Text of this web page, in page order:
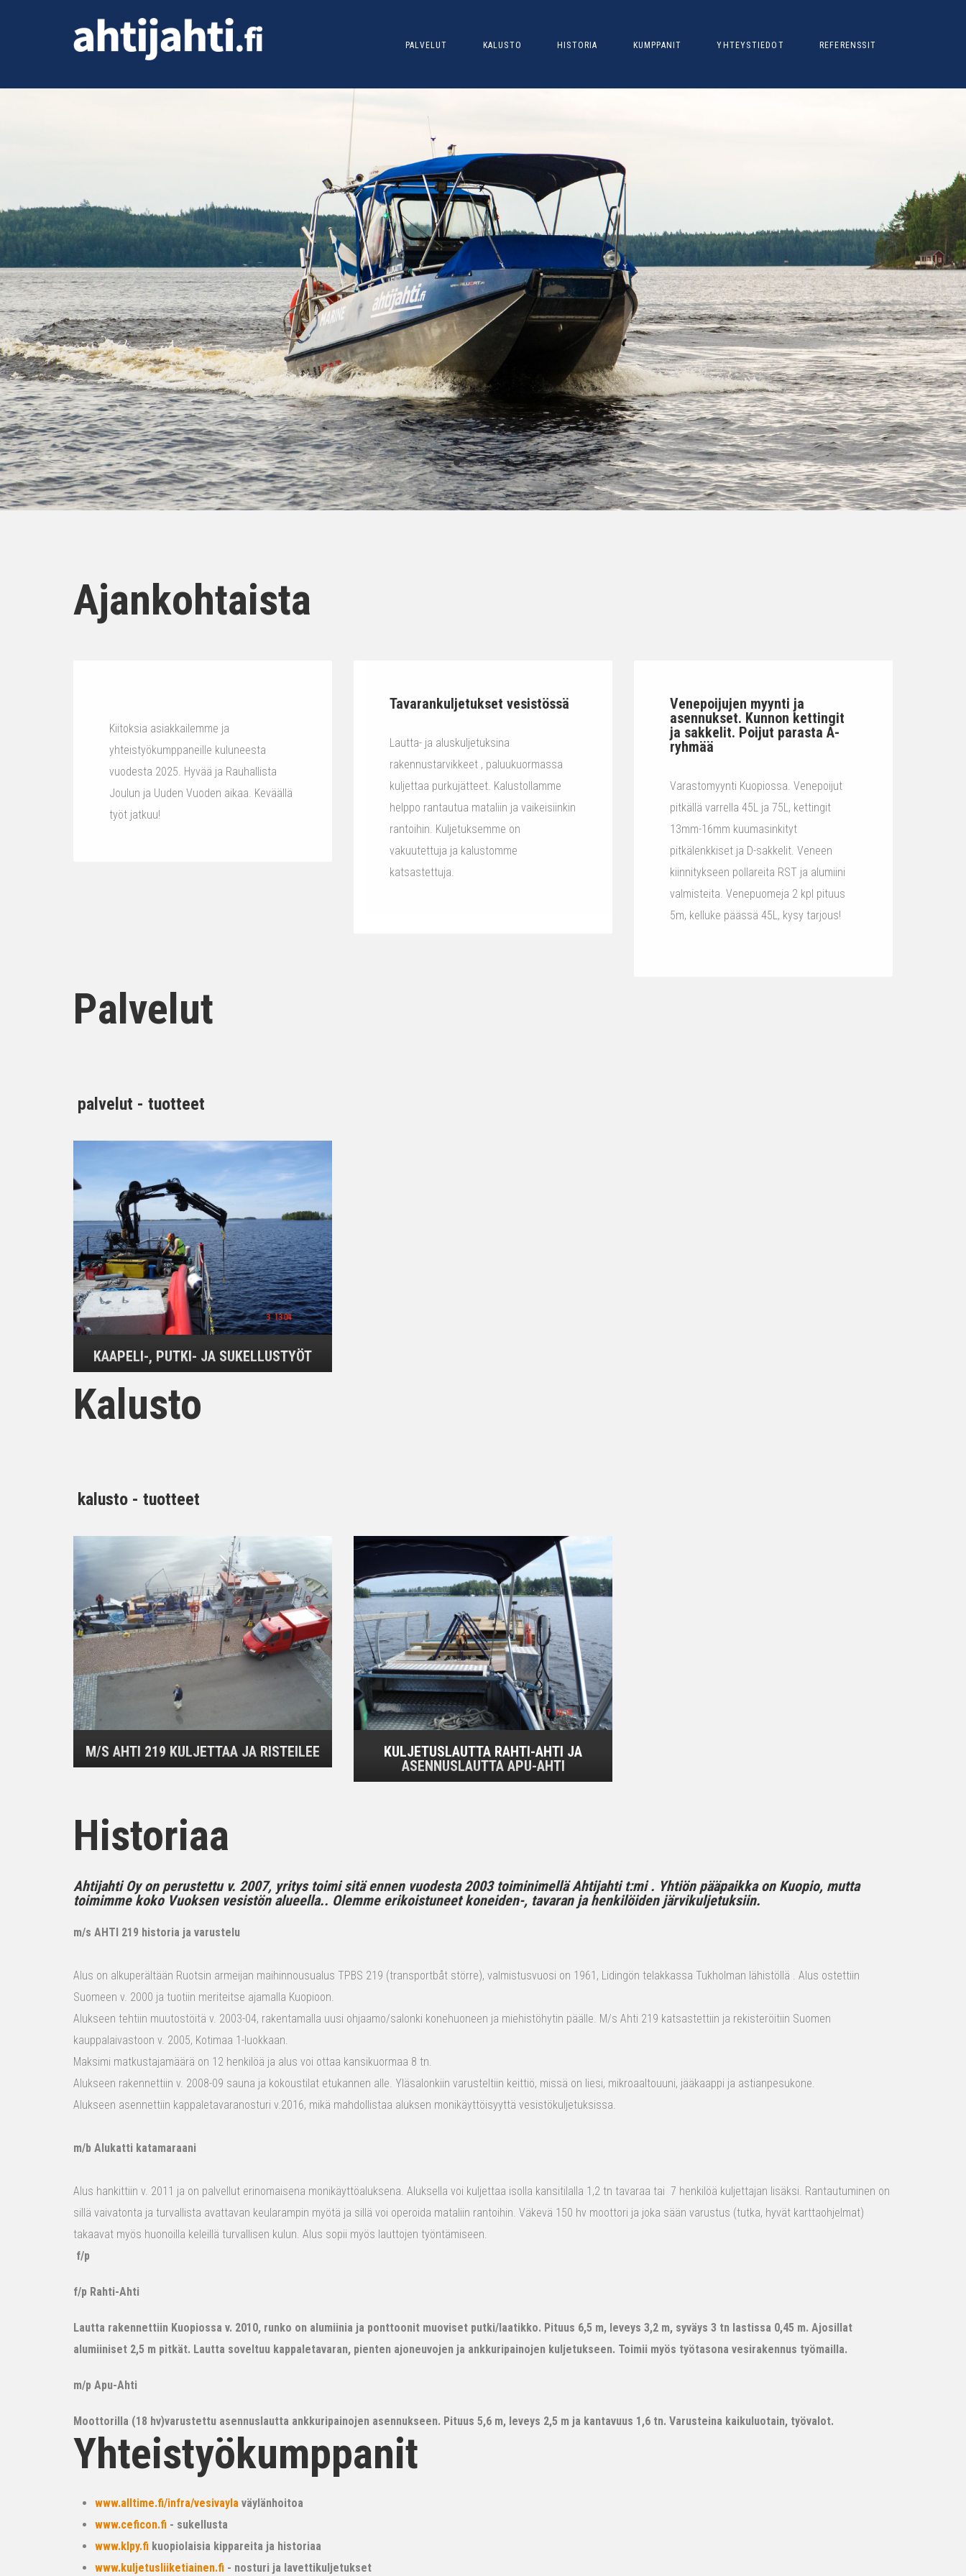
PALVELUT KALUSTO HISTORIA KUMPPANIT YHTEYSTIEDOT REFERENSSIT
Ajankohtaista
Kiitoksia asiakkailemme ja
yhteistyökumppaneille kuluneesta
vuodesta 2025. Hyvää ja Rauhallista
Joulun ja Uuden Vuoden aikaa. Keväällä
työt jatkuu!
Tavarankuljetukset vesistössä
Lautta- ja aluskuljetuksina
rakennustarvikkeet , paluukuormassa
kuljettaa purkujätteet. Kalustollamme
helppo rantautua mataliin ja vaikeisiinkin
rantoihin. Kuljetuksemme on
vakuutettuja ja kalustomme
katsastettuja.
Venepoijujen myynti ja
asennukset. Kunnon kettingit
ja sakkelit. Poijut parasta A-
ryhmää
Varastomyynti Kuopiossa. Venepoijut
pitkällä varrella 45L ja 75L, kettingit
13mm-16mm kuumasinkityt
pitkälenkkiset ja D-sakkelit. Veneen
kiinnitykseen pollareita RST ja alumiini
valmisteita. Venepuomeja 2 kpl pituus
5m, kelluke päässä 45L, kysy tarjous!
Palvelut
palvelut - tuotteet
KAAPELI-, PUTKI- JA SUKELLUSTYÖT
Kalusto
kalusto - tuotteet
M/S AHTI 219 KULJETTAA JA RISTEILEE
KULJETUSLAUTTA RAHTI-AHTI JA
ASENNUSLAUTTA APU-AHTI
Historiaa
Ahtijahti Oy on perustettu v. 2007, yritys toimi sitä ennen vuodesta 2003 toiminimellä Ahtijahti t:mi . Yhtiön pääpaikka on Kuopio, mutta
toimimme koko Vuoksen vesistön alueella.. Olemme erikoistuneet koneiden-, tavaran ja henkilöiden järvikuljetuksiin.
m/s AHTI 219 historia ja varustelu
Alus on alkuperältään Ruotsin armeijan maihinnousualus TPBS 219 (transportbåt större), valmistusvuosi on 1961, Lidingön telakkassa Tukholman lähistöllä . Alus ostettiin
Suomeen v. 2000 ja tuotiin meriteitse ajamalla Kuopioon.
Alukseen tehtiin muutostöitä v. 2003-04, rakentamalla uusi ohjaamo/salonki konehuoneen ja miehistöhytin päälle. M/s Ahti 219 katsastettiin ja rekisteröitiin Suomen
kauppalaivastoon v. 2005, Kotimaa 1-luokkaan.
Maksimi matkustajamäärä on 12 henkilöä ja alus voi ottaa kansikuormaa 8 tn.
Alukseen rakennettiin v. 2008-09 sauna ja kokoustilat etukannen alle. Yläsalonkiin varusteltiin keittiö, missä on liesi, mikroaaltouuni, jääkaappi ja astianpesukone.
Alukseen asennettiin kappaletavaranosturi v.2016, mikä mahdollistaa aluksen monikäyttöisyyttä vesistökuljetuksissa.
m/b Alukatti katamaraani
Alus hankittiin v. 2011 ja on palvellut erinomaisena monikäyttöaluksena. Aluksella voi kuljettaa isolla kansitilalla 1,2 tn tavaraa tai 7 henkilöä kuljettajan lisäksi. Rantautuminen on
sillä vaivatonta ja turvallista avattavan keularampin myötä ja sillä voi operoida mataliin rantoihin. Väkevä 150 hv moottori ja joka sään varustus (tutka, hyvät karttaohjelmat)
takaavat myös huonoilla keleillä turvallisen kulun. Alus sopii myös lauttojen työntämiseen.
f/p
f/p Rahti-Ahti
Lautta rakennettiin Kuopiossa v. 2010, runko on alumiinia ja ponttoonit muoviset putki/laatikko. Pituus 6,5 m, leveys 3,2 m, syväys 3 tn lastissa 0,45 m. Ajosillat
alumiiniset 2,5 m pitkät. Lautta soveltuu kappaletavaran, pienten ajoneuvojen ja ankkuripainojen kuljetukseen. Toimii myös työtasona vesirakennus työmailla.
m/p Apu-Ahti
Moottorilla (18 hv)varustettu asennuslautta ankkuripainojen asennukseen. Pituus 5,6 m, leveys 2,5 m ja kantavuus 1,6 tn. Varusteina kaikuluotain, työvalot.
Yhteistyökumppanit
www.alltime.fi/infra/vesivayla väylänhoitoa
www.ceficon.fi - sukellusta
www.klpy.fi kuopiolaisia kippareita ja historiaa
www.kuljetusliiketiainen.fi - nosturi ja lavettikuljetukset